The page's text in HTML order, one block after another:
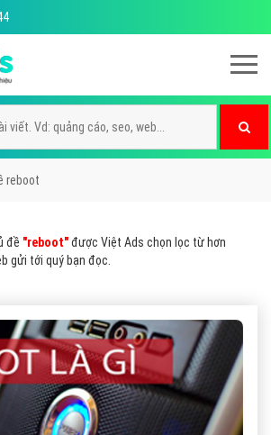
reboot
đề "reboot"được Việt Ads chọn lọc từ hơn
gửi tới quý bạn đọc.